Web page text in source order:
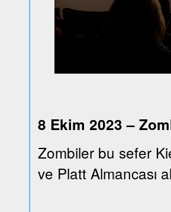
8 Ekim 2023 –
Zombiler bu sefer
ve Platt Almancası